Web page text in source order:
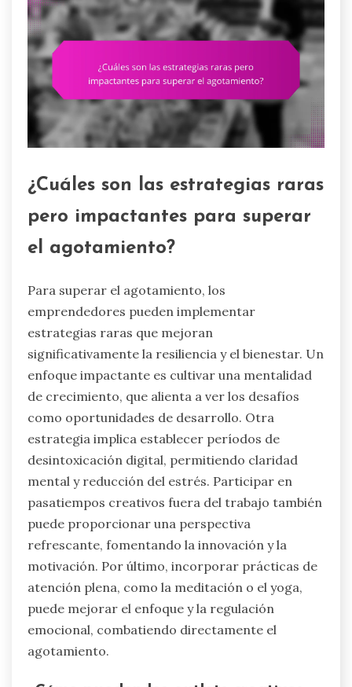
¿Cuáles son las estrategias raras
pero impactantes para superar
el agotamiento?
Para superar el agotamiento, los
emprendedores pueden implementar
estrategias raras que mejoran
significativamente la resiliencia y el bienestar. Un
enfoque impactante es cultivar una mentalidad
de crecimiento, que alienta a ver los desafíos
como oportunidades de desarrollo. Otra
estrategia implica establecer períodos de
desintoxicación digital, permitiendo claridad
mental y reducción del estrés. Participar en
pasatiempos creativos fuera del trabajo también
puede proporcionar una perspectiva
refrescante, fomentando la innovación y la
motivación. Por último, incorporar prácticas de
atención plena, como la meditación o el yoga,
puede mejorar el enfoque y la regulación
emocional, combatiendo directamente el
agotamiento.